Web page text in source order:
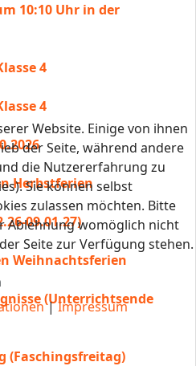
10:10 Uhr in der
4
4
Herbstferien
09.01.27)
Weihnachtsferien
(Unterrichtsende
(Faschingsfreitag)
Website. Einige von ihnen
der Seite, während andere
die Nutzererfahrung zu
Sie können selbst
zulassen möchten. Bitte
Ablehnung womöglich nicht
Seite zur Verfügung stehen.
|Impressum